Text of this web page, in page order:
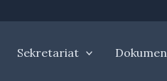
Sekretariat Dokumen